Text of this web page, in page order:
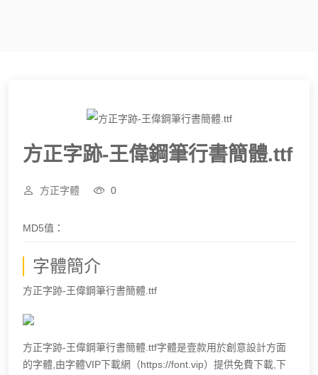
方正字跡-王偉鋼筆行書簡體.ttf
方正字體 0
MD5值：
字體簡介
方正字跡-王偉鋼筆行書簡體.ttf
方正字跡-王偉鋼筆行書簡體.ttf字體是壹款用於創意設計方面
的字體,由字體VIP下載網（https://font.vip）提供免費下載,下